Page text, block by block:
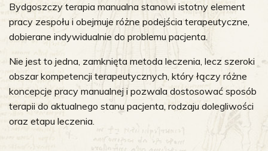
Bydgoszczy terapia manualna stanowi istotny element
pracy zespołu i obejmuje różne podejścia terapeutyczne,
dobierane indywidualnie do problemu pacjenta.
Nie jest to jedna, zamknięta metoda leczenia, lecz szeroki
obszar kompetencji terapeutycznych, który łączy różne
koncepcje pracy manualnej i pozwala dostosować sposób
terapii do aktualnego stanu pacjenta, rodzaju dolegliwości
oraz etapu leczenia.